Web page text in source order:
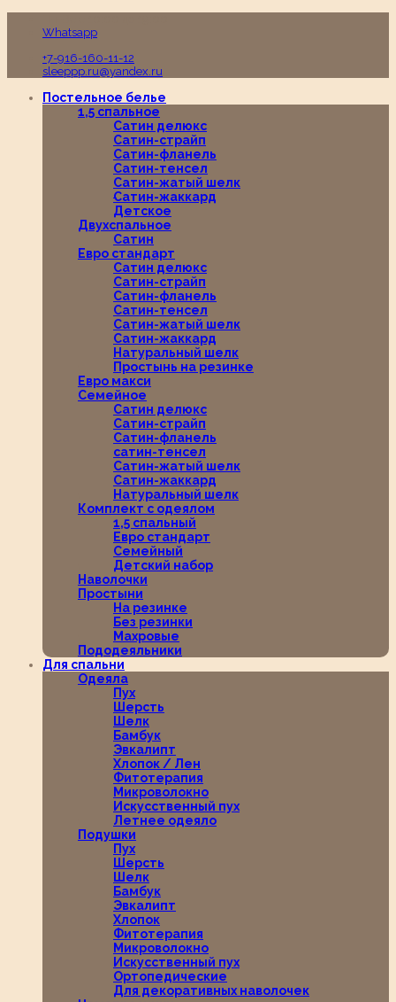
Whatsapp
+7-916-160-11-12
sleeppp.ru@yandex.ru
Постельное белье
1,5 спальное
Сатин делюкс
Сатин-страйп
Сатин-фланель
Сатин-тенсел
Сатин-жатый шелк
Сатин-жаккард
Детское
Двухспальное
Сатин
Евро стандарт
Сатин делюкс
Сатин-страйп
Сатин-фланель
Сатин-тенсел
Сатин-жатый шелк
Сатин-жаккард
Натуральный шелк
Простынь на резинке
Евро макси
Семейное
Сатин делюкс
Сатин-страйп
Сатин-фланель
сатин-тенсел
Сатин-жатый шелк
Сатин-жаккард
Натуральный шелк
Комплект с одеялом
1,5 спальный
Евро стандарт
Семейный
Детский набор
Наволочки
Простыни
На резинке
Без резинки
Махровые
Пододеяльники
Для спальни
Одеяла
Пух
Шерсть
Шелк
Бамбук
Эвкалипт
Хлопок / Лен
Фитотерапия
Микроволокно
Искусственный пух
Летнее одеяло
Подушки
Пух
Шерсть
Шелк
Бамбук
Эвкалипт
Хлопок
Фитотерапия
Микроволокно
Искусственный пух
Ортопедические
Для декоративных наволочек